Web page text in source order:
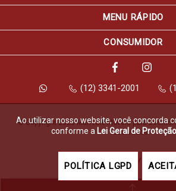
MENU RÁPIDO
CONSUMIDOR
(12) 3341-2001
© Copyright 2026 Marfvale Móveis para
reservados.
Feito com pela
Ao utilizar nosso website, você concorda
conforme a Lei Geral de
POLÍTICA LGPD